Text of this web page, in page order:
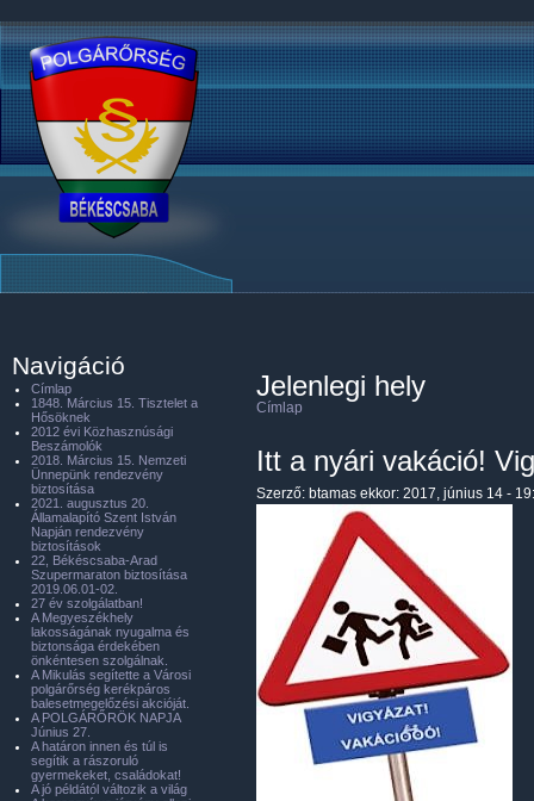
Jelenlegi hely
Címlap
Itt a nyári vakáció!
Szerző: btamas ekkor: 2017, június 14 -
Navigáció
Címlap
1848. Március 15. Tisztelet a
Hősöknek
2012 évi Közhasznúsági
Beszámolók
2018. Március 15. Nemzeti
Ünnepünk rendezvény
biztosítása
2021. augusztus 20.
Államalapító Szent István
Napján rendezvény
biztosítások
22, Békéscsaba-Arad
Szupermaraton biztosítása
2019.06.01-02.
27 év szolgálatban!
A Megyeszékhely
lakosságának nyugalma és
biztonsága érdekében
önkéntesen szolgálnak.
A Mikulás segítette a Városi
polgárőrség kerékpáros
balesetmegelőzési akcióját.
A POLGÁRŐRÖK NAPJA
Június 27.
A határon innen és túl is
segítik a rászoruló
gyermekeket, családokat!
A jó példától változik a világ